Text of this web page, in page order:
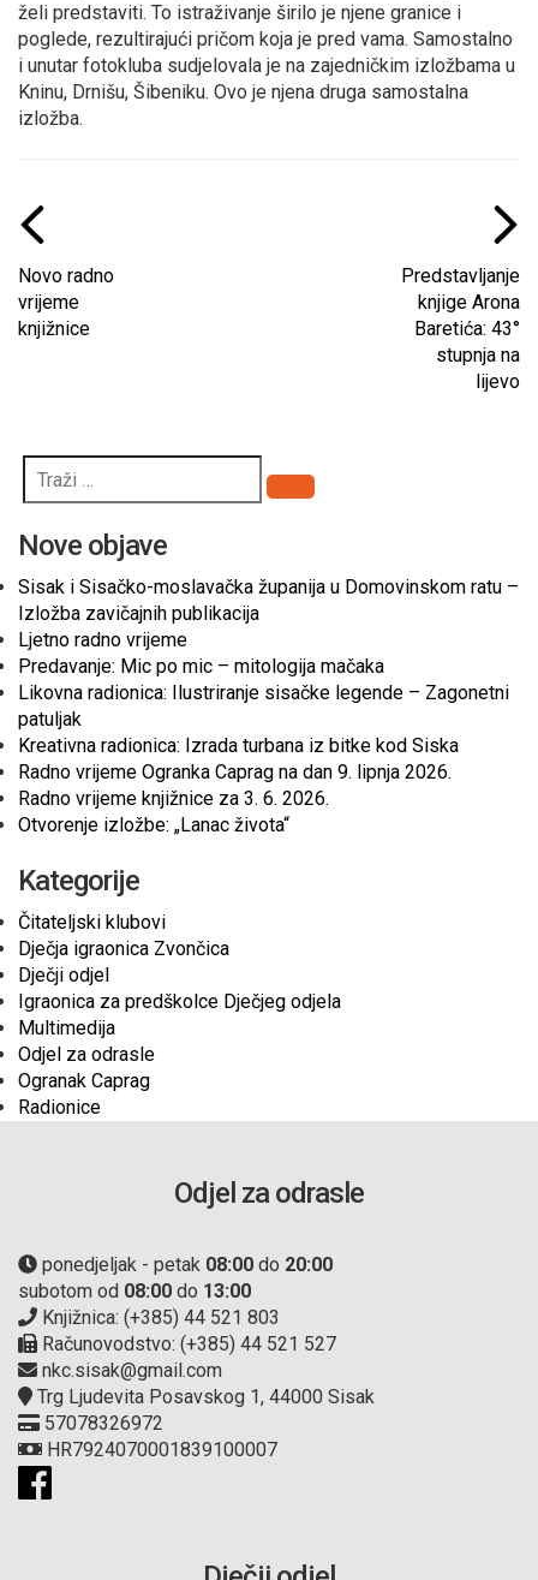
želi predstaviti. To istraživanje širilo je njene granice i
poglede, rezultirajući pričom koja je pred vama. Samostalno
i unutar fotokluba sudjelovala je na zajedničkim izložbama u
Kninu, Drnišu, Šibeniku. Ovo je njena druga samostalna
izložba.
Novo radno
vrijeme
knjižnice
Predstavljanje
knjige Arona
Baretića: 43°
stupnja na
lijevo
Pretraži
Nove objave
Sisak i Sisačko-moslavačka županija u Domovinskom ratu –
Izložba zavičajnih publikacija
Ljetno radno vrijeme
Predavanje: Mic po mic – mitologija mačaka
Likovna radionica: Ilustriranje sisačke legende – Zagonetni
patuljak
Kreativna radionica: Izrada turbana iz bitke kod Siska
Radno vrijeme Ogranka Caprag na dan 9. lipnja 2026.
Radno vrijeme knjižnice za 3. 6. 2026.
Otvorenje izložbe: „Lanac života“
Kategorije
Čitateljski klubovi
Dječja igraonica Zvončica
Dječji odjel
Igraonica za predškolce Dječjeg odjela
Multimedija
Odjel za odrasle
Ogranak Caprag
Radionice
Odjel za odrasle
ponedjeljak - petak 08:00 do 20:00
subotom od 08:00 do 13:00
Knjižnica: (+385) 44 521 803
Računovodstvo: (+385) 44 521 527
nkc.sisak@gmail.com
Trg Ljudevita Posavskog 1, 44000 Sisak
57078326972
HR7924070001839100007